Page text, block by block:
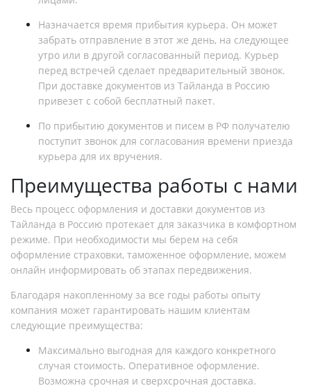
Назначается время прибытия курьера. Он может
забрать отправление в этот же день, на следующее
утро или в другой согласованный период. Курьер
перед встречей сделает предварительный звонок.
При доставке документов из Тайланда в Россию
привезет с собой бесплатный пакет.
По прибытию документов и писем в РФ получателю
поступит звонок для согласования времени приезда
курьера для их вручения.
Преимущества работы с нами
Весь процесс оформления и доставки документов из
Тайланда в Россию протекает для заказчика в комфортном
режиме. При необходимости мы берем на себя
оформление страховки, таможенное оформление, можем
онлайн информировать об этапах передвижения.
Благодаря накопленному за все годы работы опыту
компания может гарантировать нашим клиентам
следующие преимущества:
Максимально выгодная для каждого конкретного
случая стоимость. Оперативное оформление.
Возможна срочная и сверхсрочная доставка.